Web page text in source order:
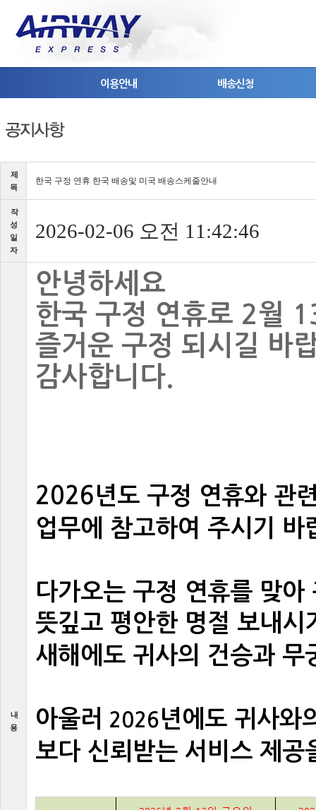
이용안내 배송신청
제
목
한국구정연휴한국배송및미국배송스케줄안내
작
성
일
자
2026-02-06오전11:42:46
내
용
안녕하세요
한국구정연휴로2월
즐거운구정되시길바
감사합니다.
2026년도구정연휴와관
업무에참고하여주시기바
다가오는구정연휴를맞
뜻깊고평안한명절보내시
새해에도귀사의건승과무
아울러 2026년에도귀사
보다신뢰받는서비스제공